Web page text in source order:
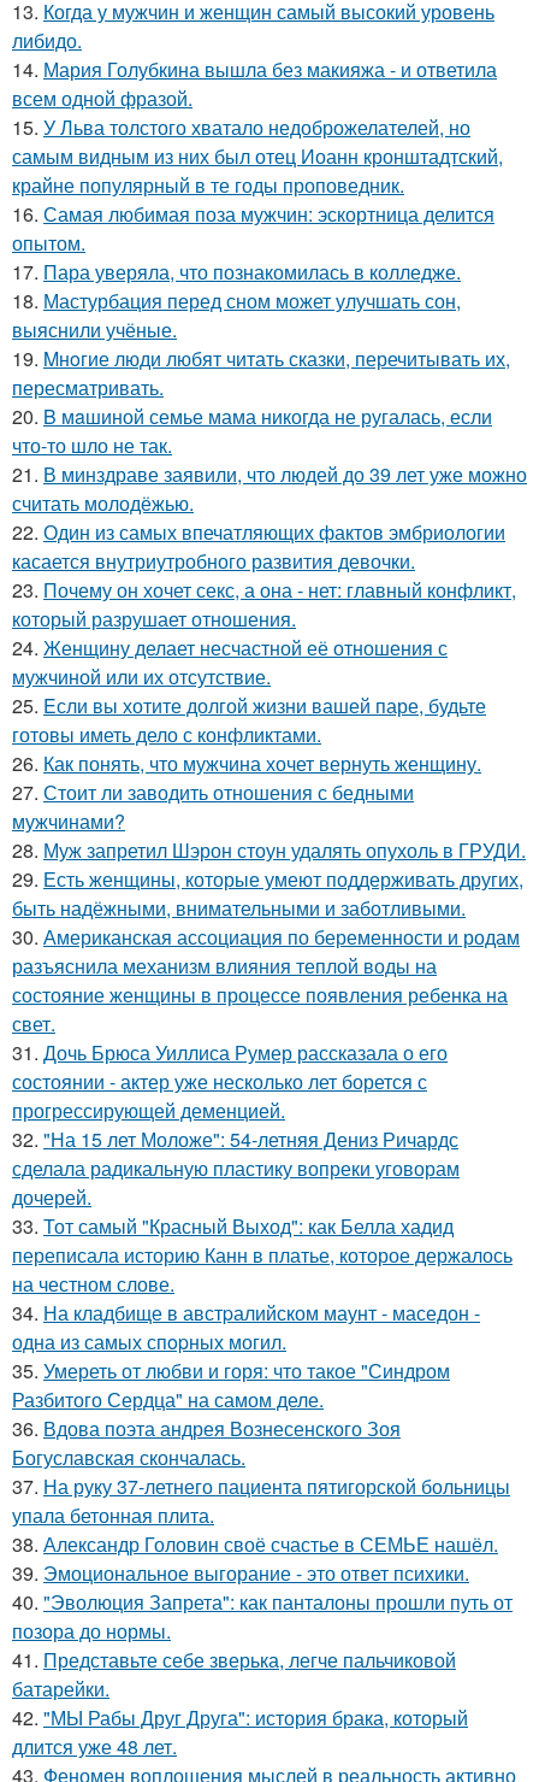
13. Когда у мужчин и женщин самый высокий уровень
либидо.
14. Мария Голубкина вышла без макияжа - и ответила
всем одной фразой.
15. У Льва толстого хватало недоброжелателей, но
самым видным из них был отец Иоанн кронштадтский,
крайне популярный в те годы проповедник.
16. Самая любимая поза мужчин: эскортница делится
опытом.
17. Пара уверяла, что познакомилась в колледже.
18. Мастурбация перед сном может улучшать сон,
выяснили учёные.
19. Mнoгие люди любят читать сказки, перечитывать их,
пересматривать.
20. B мaшиной семье мама никогда не ругалась, если
что-то шло не так.
21. В минздраве заявили, что людей до 39 лет уже можно
считать молодёжью.
22. Один из самых впечатляющих фактов эмбриологии
касается внутриутробного развития девочки.
23. Почему он хочет секс, а она - нет: главный конфликт,
который разрушает отношения.
24. Женщину делает несчастной её отношения с
мужчиной или их отсутствие.
25. Eсли вы хотите долгой жизни вашей паре, будьте
готовы иметь дело с конфликтами.
26. Как понять, что мужчина хочет вернуть женщину.
27. Стоит ли заводить отношения с бедными
мужчинами?
28. Муж запретил Шэрон стоун удалять опухоль в ГРУДИ.
29. Есть женщины, которые умеют поддерживать других,
быть надёжными, внимательными и заботливыми.
30. Американская ассоциация по беременности и родам
разъяснила механизм влияния теплой воды на
состояние женщины в процессе появления ребенка на
свет.
31. Дочь Брюса Уиллиса Румер рассказала о его
состоянии - актер уже несколько лет борется с
прогрессирующей деменцией.
32. "На 15 лет Моложе": 54-летняя Дениз Ричардс
сделала радикальную пластику вопреки уговорам
дочерей.
33. Тот самый "Красный Выход": как Белла хадид
переписала историю Канн в платье, которое держалось
на честном слове.
34. На кладбище в австpалийском маунт - маседон -
одна из самых спopных могил.
35. Умереть от любви и горя: что такое "Синдром
Разбитого Сердца" на самом деле.
36. Вдова поэта андрея Вознесенского Зоя
Богуславская скончалась.
37. На руку 37-летнего пациента пятигорской больницы
упала бетонная плита.
38. Александр Головин своё счастье в СЕМЬЕ нашёл.
39. Эмоциональное выгорание - это ответ психики.
40. "Эволюция Запрета": как панталоны прошли путь от
позора до нормы.
41. Представьте себе зверька, легче пальчиковой
батарейки.
42. "МЫ Рабы Друг Друга": история брака, который
длится уже 48 лет.
43. Феномен воплощения мыслей в реальность активно